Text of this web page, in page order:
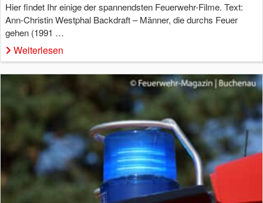
Hier findet Ihr einige der spannendsten Feuerwehr-Filme. Text:
Ann-Christin Westphal Backdraft – Männer, die durchs Feuer
gehen (1991 …
Weiterlesen